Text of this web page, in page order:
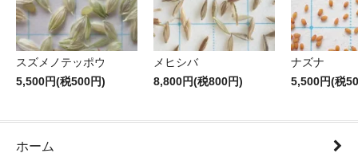
スズメノテッポウ
5,500円(税500円)
メヒシバ
8,800円(税800円)
ナズナ
5,500円(税
ホーム